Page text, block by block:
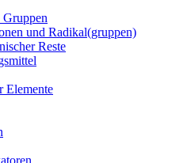
und Radikal(gruppen)
Reste
Elemente